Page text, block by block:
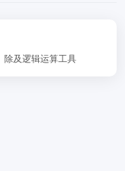
除及逻辑运算工具